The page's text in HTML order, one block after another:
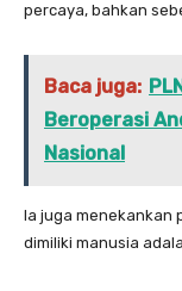
percaya, bahkan
Baca juga:
Beroperasi
Nasional
Ia juga menekankan
dimiliki manusia